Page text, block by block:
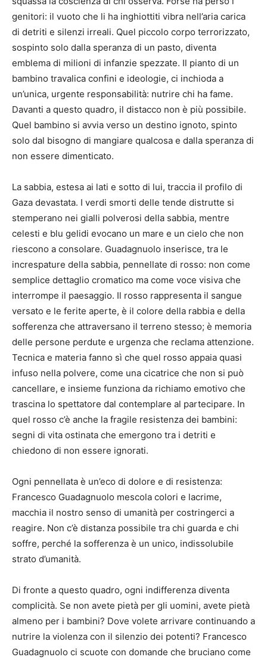
genitori: il vuoto che li ha inghiottiti vibra nell’aria carica
di detriti e silenzi irreali. Quel piccolo corpo terrorizzato,
sospinto solo dalla speranza di un pasto, diventa
emblema di milioni di infanzie spezzate. Il pianto di un
bambino travalica confini e ideologie, ci inchioda a
un’unica, urgente responsabilità: nutrire chi ha fame.
Davanti a questo quadro, il distacco non è più possibile.
Quel bambino si avvia verso un destino ignoto, spinto
solo dal bisogno di mangiare qualcosa e dalla speranza di
non essere dimenticato.
La sabbia, estesa ai lati e sotto di lui, traccia il profilo di
Gaza devastata. I verdi smorti delle tende distrutte si
stemperano nei gialli polverosi della sabbia, mentre
celesti e blu gelidi evocano un mare e un cielo che non
riescono a consolare. Guadagnuolo inserisce, tra le
increspature della sabbia, pennellate di rosso: non come
semplice dettaglio cromatico ma come voce visiva che
interrompe il paesaggio. Il rosso rappresenta il sangue
versato e le ferite aperte, è il colore della rabbia e della
sofferenza che attraversano il terreno stesso; è memoria
delle persone perdute e urgenza che reclama attenzione.
Tecnica e materia fanno sì che quel rosso appaia quasi
infuso nella polvere, come una cicatrice che non si può
cancellare, e insieme funziona da richiamo emotivo che
trascina lo spettatore dal contemplare al partecipare. In
quel rosso c’è anche la fragile resistenza dei bambini:
segni di vita ostinata che emergono tra i detriti e
chiedono di non essere ignorati.
Ogni pennellata è un’eco di dolore e di resistenza:
Francesco Guadagnuolo mescola colori e lacrime,
macchia il nostro senso di umanità per costringerci a
reagire. Non c’è distanza possibile tra chi guarda e chi
soffre, perché la sofferenza è un unico, indissolubile
strato d’umanità.
Di fronte a questo quadro, ogni indifferenza diventa
complicità. Se non avete pietà per gli uomini, avete pietà
almeno per i bambini? Dove volete arrivare continuando a
nutrire la violenza con il silenzio dei potenti? Francesco
Guadagnuolo ci scuote con domande che bruciano come